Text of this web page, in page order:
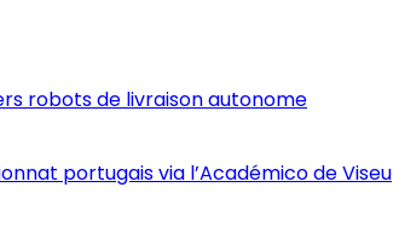
robots de livraison autonome
portugais via l’Académico de Viseu